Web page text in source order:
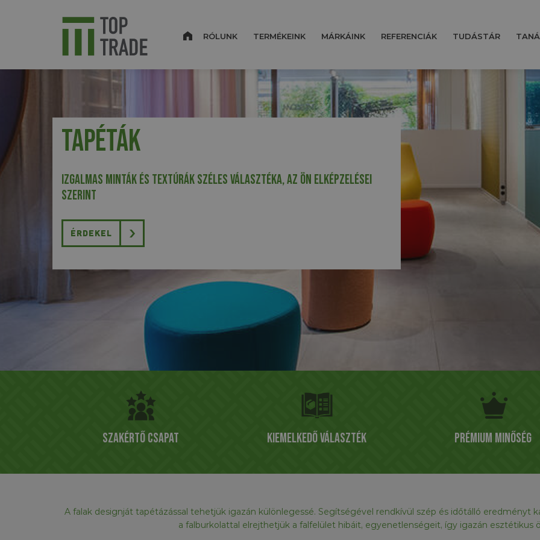
RÓLUNK TERMÉKEINK MÁRKÁINK REFERENCIÁK TUDÁSTÁR
Tapéták
Izgalmas minták és textúrák széles választéka, az ön elképzelései
szerint
ÉRDEKEL
Szakértő csapat Kiemelkedő választék Prémium minőség
A falak designját tapétázással tehetjük igazán különlegessé. Segítségével rendkívül szép és időtálló eredményt
a falburkolattal elrejthetjük a falfelület hibáit, egyenetlenségeit, így igazán esztétikus